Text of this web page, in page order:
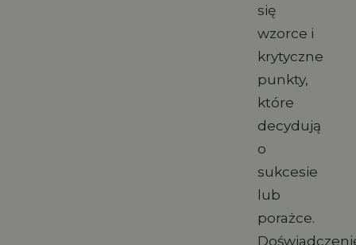
się
wzorce i
krytyczne
punkty,
które
decydują
o
sukcesie
lub
porażce.